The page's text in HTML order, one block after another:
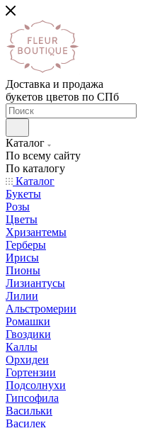
Доставка и продажа
букетов цветов по СПб
Каталог
По всему сайту
По каталогу
Каталог
Букеты
Розы
Цветы
Хризантемы
Герберы
Ирисы
Пионы
Лизиантусы
Лилии
Альстромерии
Ромашки
Гвоздики
Каллы
Орхидеи
Гортензии
Подсолнухи
Гипсофила
Васильки
Василек